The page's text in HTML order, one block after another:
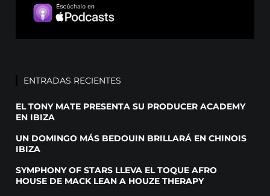
ENTRADAS RECIENTES
EL TONY MATE PRESENTA SU PRODUCER ACADEMY
EN IBIZA
UN DOMINGO MÁS BEDOUIN BRILLARÁ EN CHINOIS
IBIZA
SYMPHONY OF STARS LLEVA EL TOQUE AFRO
HOUSE DE MACK LEAN A HOUZE THERAPY